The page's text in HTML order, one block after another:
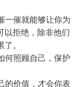
一催就能够让你为
以拒绝，除非他们
。
何照顾自己，保护
的价值，才会你表